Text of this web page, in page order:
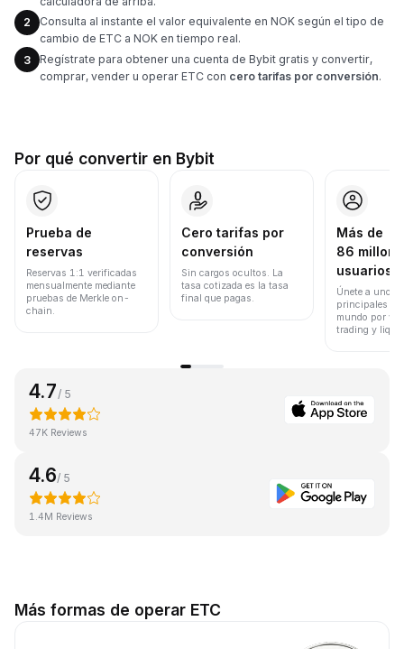
2
Consulta al instante el valor equivalente en NOK según el tipo de
cambio de ETC a NOK en tiempo real.
3
Regístrate para obtener una cuenta de Bybit gratis y convertir,
comprar, vender u operar ETC con cero tarifas por conversión.
Por qué convertir en Bybit
Prueba de
reservas
Reservas 1:1 verificadas
mensualmente mediante
pruebas de Merkle on-
chain.
Cero tarifas por
conversión
Sin cargos ocultos. La
tasa cotizada es la tasa
final que pagas.
Más de
86
usuarios
Únete a uno
principales
mundo por
trading y
4.7 / 5
47K Reviews
4.6/ 5
1.4M Reviews
Más formas de operar ETC